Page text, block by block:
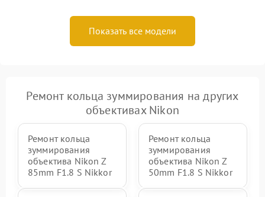
Показать все модели
Ремонт кольца зуммирования на других
объективах Nikon
Ремонт кольца
зуммирования
объектива Nikon Z
85mm F1.8 S Nikkor
Ремонт кольца
зуммирования
объектива Nikon Z
50mm F1.8 S Nikkor